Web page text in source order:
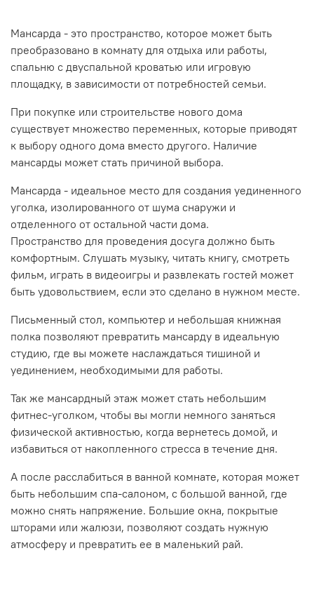
неотапливаемых помещений.
Мансарда - это пространство, которое может быть
преобразовано в комнату для отдыха или работы,
спальню с двуспальной кроватью или игровую
площадку, в зависимости от потребностей семьи.
При покупке или строительстве нового дома
существует множество переменных, которые приводят
к выбору одного дома вместо другого. Наличие
мансарды может стать причиной выбора.
Мансарда - идеальное место для создания уединенного
уголка, изолированного от шума снаружи и
отделенного от остальной части дома.
Пространство для проведения досуга должно быть
комфортным. Слушать музыку, читать книгу, смотреть
фильм, играть в видеоигры и развлекать гостей может
быть удовольствием, если это сделано в нужном месте.
Письменный стол, компьютер и небольшая книжная
полка позволяют превратить мансарду в идеальную
студию, где вы можете наслаждаться тишиной и
уединением, необходимыми для работы.
Так же мансардный этаж может стать небольшим
фитнес-уголком, чтобы вы могли немного заняться
физической активностью, когда вернетесь домой, и
избавиться от накопленного стресса в течение дня.
А после расслабиться в ванной комнате, которая может
быть небольшим спа-салоном, с большой ванной, где
можно снять напряжение. Большие окна, покрытые
шторами или жалюзи, позволяют создать нужную
атмосферу и превратить ее в маленький рай.